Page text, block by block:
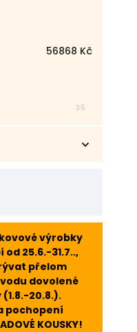
56868 Kč
35
výrobky
25.6.-31.7..,
přelom
dovolené
20.8.).
pochopení
KOUSKY!